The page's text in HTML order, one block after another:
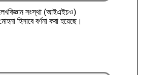
সংস্থা (আইএইচও)
হিসাবে বর্ণনা করা হয়েছে।